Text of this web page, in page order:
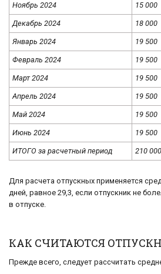
Ноябрь 2024 15 000
Декабрь 2024 18 000
Январь 2024 19 500
Февраль 2024 19 500
Март 2024 19 500
Апрель 2024 19 500
Май 2024 19 500
Июнь 2024 19 500
ИТОГО за расчетный период 210 000
Для расчета отпускных применяется
дней, равное 29,3, если отпускник не
в отпуске.
КАК СЧИТАЮТСЯ
Прежде всего, следует рассчитать